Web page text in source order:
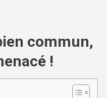
commun,
!